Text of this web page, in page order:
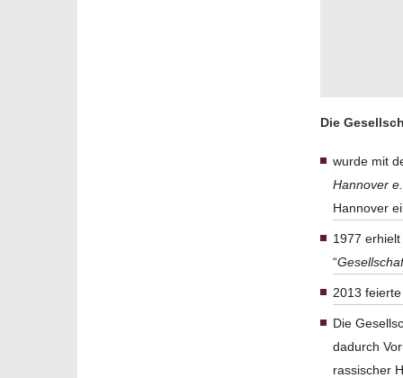
Die
wurde mit
Hannover
Hannover
1977
“
2013
Die
dadurch
rassischer